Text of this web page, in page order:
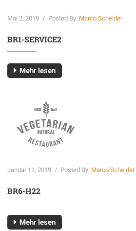
Mai 2, 2019 / Posted By: Marco Scheider
BR1-SERVICE2
Mehr lesen
Januar 11, 2019 / Posted By: Marco Scheider
BR6-H22
Mehr lesen